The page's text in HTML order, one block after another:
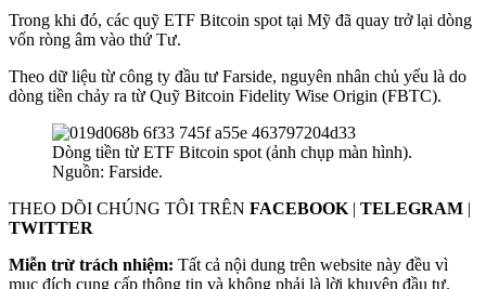
Trong khi đó, các quỹ ETF Bitcoin spot tại Mỹ đã quay trở lại dòng
vốn ròng âm vào thứ Tư.
Theo dữ liệu từ công ty đầu tư Farside, nguyên nhân chủ yếu là do
dòng tiền chảy ra từ Quỹ Bitcoin Fidelity Wise Origin (FBTC).
Dòng tiền từ ETF Bitcoin spot (ảnh chụp màn hình).
Nguồn: Farside.
THEO DÕI CHÚNG TÔI TRÊN FACEBOOK | TELEGRAM |
TWITTER
Miễn trừ trách nhiệm: Tất cả nội dung trên website này đều vì
mục đích cung cấp thông tin và không phải là lời khuyên đầu tư.